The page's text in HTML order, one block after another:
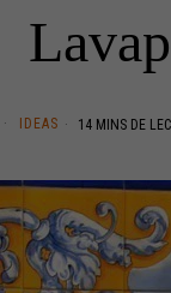
IDEAS 14 MINS DE